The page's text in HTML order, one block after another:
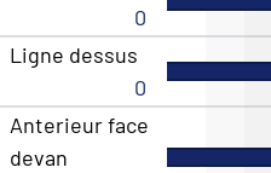
0
Ligne dessus
0
Anterieur face
devan